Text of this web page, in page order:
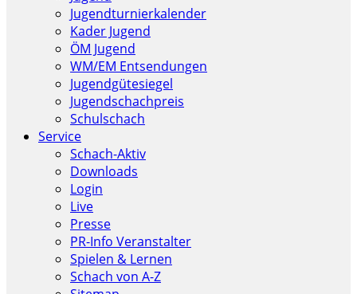
Jugendturnierkalender
Kader Jugend
ÖM Jugend
WM/EM Entsendungen
Jugendgütesiegel
Jugendschachpreis
Schulschach
Service
Schach-Aktiv
Downloads
Login
Live
Presse
PR-Info Veranstalter
Spielen & Lernen
Schach von A-Z